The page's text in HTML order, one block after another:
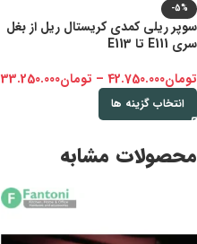
-5%
سوپر ریلی کمدی کریستال ریل از بغل
سری E111 تا E113
تومان42.750.000
– تومان33.250.000
انتخاب گزینه ها
محصولات مشابه